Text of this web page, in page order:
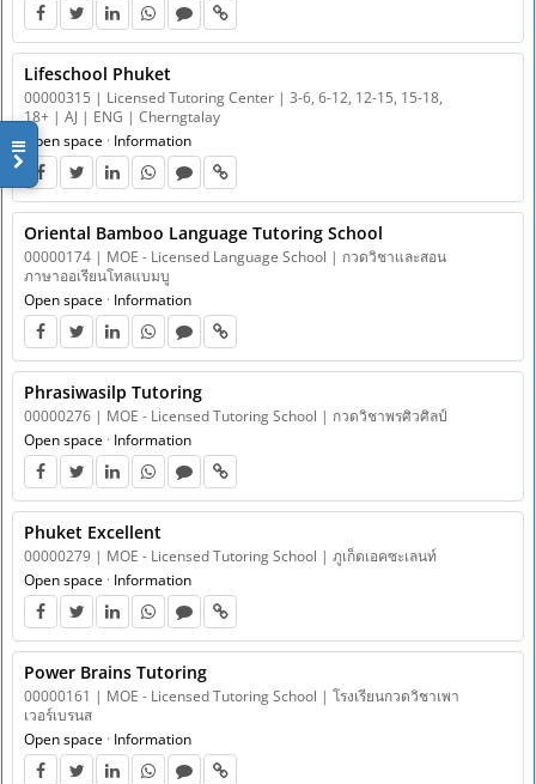
Lifeschool Phuket
00000315 | Licensed Tutoring Center | 3-6, 6-12, 12-15, 15-18,
18+ | AJ | ENG | Cherngtalay
Open space · Information
Oriental Bamboo Language Tutoring School
00000174 | MOE - Licensed Language School | กวดวิชาและสอน
ภาษาออเรียนโทลแบมบู
Open space · Information
Phrasiwasilp Tutoring
00000276 | MOE - Licensed Tutoring School | กวดวิชาพรศิวศิลป์
Open space · Information
Phuket Excellent
00000279 | MOE - Licensed Tutoring School | ภูเก็ตเอคซะเลนท์
Open space · Information
Power Brains Tutoring
00000161 | MOE - Licensed Tutoring School | โรงเรียนกวดวิชาเพา
เวอร์เบรนส
Open space · Information